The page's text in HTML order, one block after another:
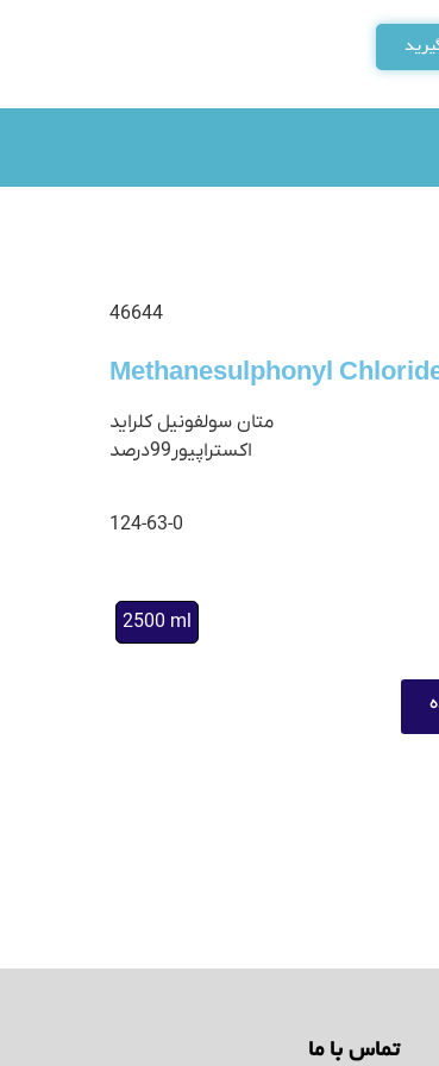
46644
Methanesulphonyl
متان سولفونیل کلراید
اکستراپیور99درصد
124-63-0
2500 ml
تماس با ما